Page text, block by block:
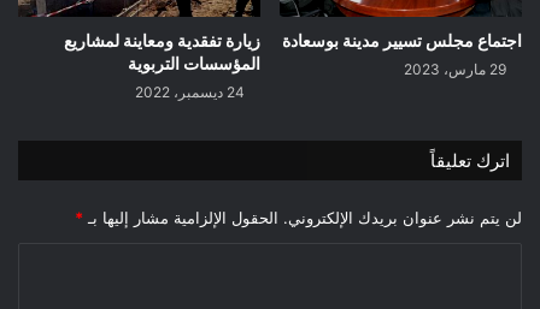
اجتماع مجلس تسيير مدينة بوسعادة
29 مارس، 2023
زيارة تفقدية ومعاينة لمشاريع
المؤسسات التربوية
24 ديسمبر، 2022
اترك تعليقاً
لن يتم نشر عنوان بريدك الإلكتروني. الحقول الإلزامية مشار إليها بـ *